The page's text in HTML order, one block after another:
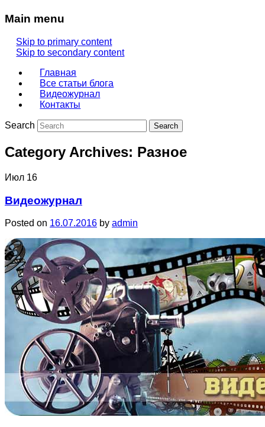
Main menu
Skip to primary content
Skip to secondary content
Главная
Все статьи блога
Видеожурнал
Контакты
Search
Category Archives: Разное
Июл 16
Видеожурнал
Posted on 16.07.2016 by admin